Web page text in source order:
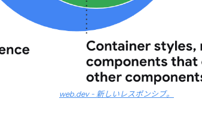
web.dev - 新しいレスポンシブ。